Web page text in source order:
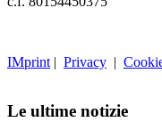
IMprint| Privacy |
Le ultime notizie